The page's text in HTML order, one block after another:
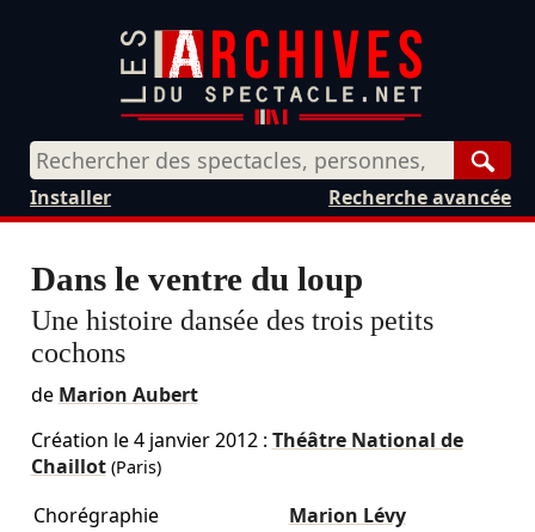
Recherche avancée
Installer
Dans le ventre du loup
Une histoire dansée des trois petits
cochons
de Marion Aubert
Création le4 janvier 2012: Théâtre National de
Chaillot(Paris)
Chorégraphie
Marion Lévy